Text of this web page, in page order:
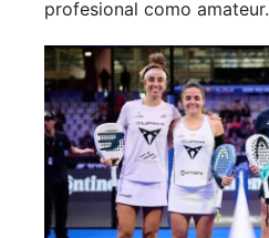
profesional como amateur.